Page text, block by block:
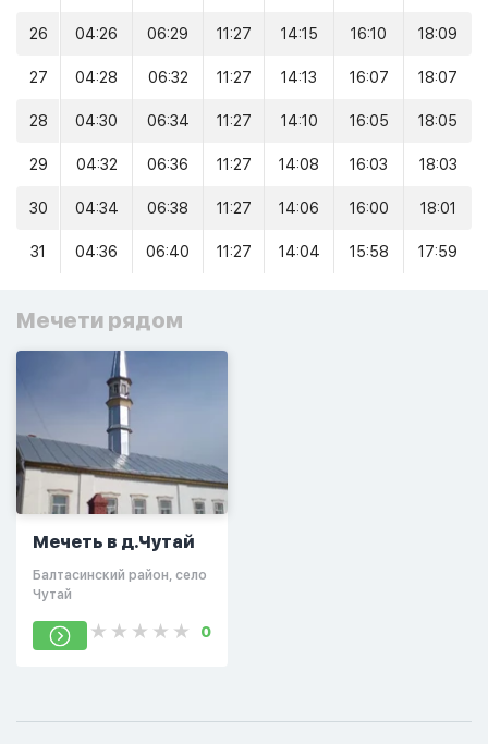
26 04:26 06:29 11:27 14:15 16:10 18:09
27 04:28 06:32 11:27 14:13 16:07 18:07
28 04:30 06:34 11:27 14:10 16:05 18:05
29 04:32 06:36 11:27 14:08 16:03 18:03
30 04:34 06:38 11:27 14:06 16:00 18:01
31 04:36 06:40 11:27 14:04 15:58 17:59
Мечети рядом
Мечеть в д.Чутай
Балтасинский район, село
Чутай
0